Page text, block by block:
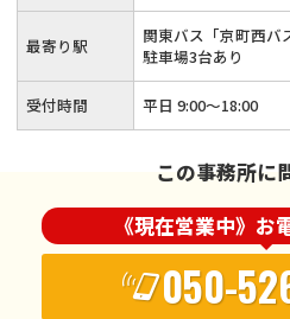
最寄り駅
関東バス「京町西バ
駐車場3台あり
受付時間 平日 9:00～18:00
この事務所に
《現在営業中》お
050-